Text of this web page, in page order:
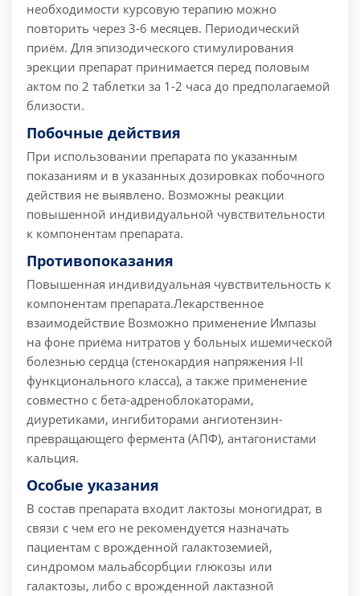
необходимости курсовую терапию можно
повторить через 3-6 месяцев. Периодический
приём. Для эпизодического стимулирования
эрекции препарат принимается перед половым
актом по 2 таблетки за 1-2 часа до предполагаемой
близости.
Побочные действия
При использовании препарата по указанным
показаниям и в указанных дозировках побочного
действия не выявлено. Возможны реакции
повышенной индивидуальной чувствительности
к компонентам препарата.
Противопоказания
Повышенная индивидуальная чувствительность к
компонентам препарата.Лекарственное
взаимодействие Возможно применение Импазы
на фоне приёма нитратов у больных ишемической
болезнью сердца (стенокардия напряжения I-II
функционального класса), а также применение
совместно с бета-адреноблокаторами,
диуретиками, ингибиторами ангиотензин-
превращающего фермента (АПФ), антагонистами
кальция.
Особые указания
В состав препарата входит лактозы моногидрат, в
связи с чем его не рекомендуется назначать
пациентам с врожденной галактоземией,
синдромом мальабсорбции глюкозы или
галактозы, либо с врожденной лактазной